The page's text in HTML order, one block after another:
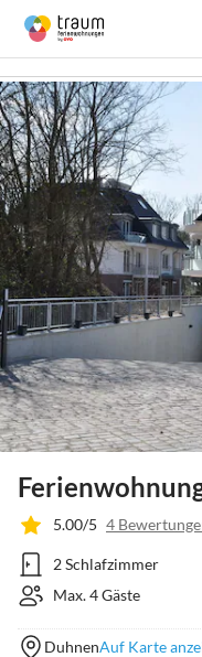
5.00/5 4
2 Schlafzimmer
Max. 4 Gäste
DuhnenAuf Karte